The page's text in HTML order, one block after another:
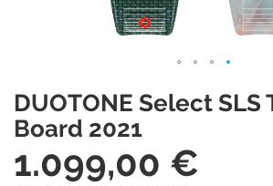
DUOTONE Select SLS
Board 2021
1.099,00 €
to
the
beginning
of
the